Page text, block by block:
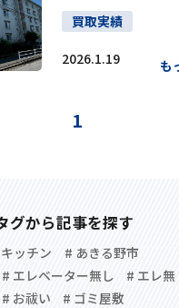
買取実績
2026.1.19 も
1
グから記事を探す
ッチン
# あきる野市
# エレベーター無し
# エレ無
# お祓い
# ゴミ屋敷